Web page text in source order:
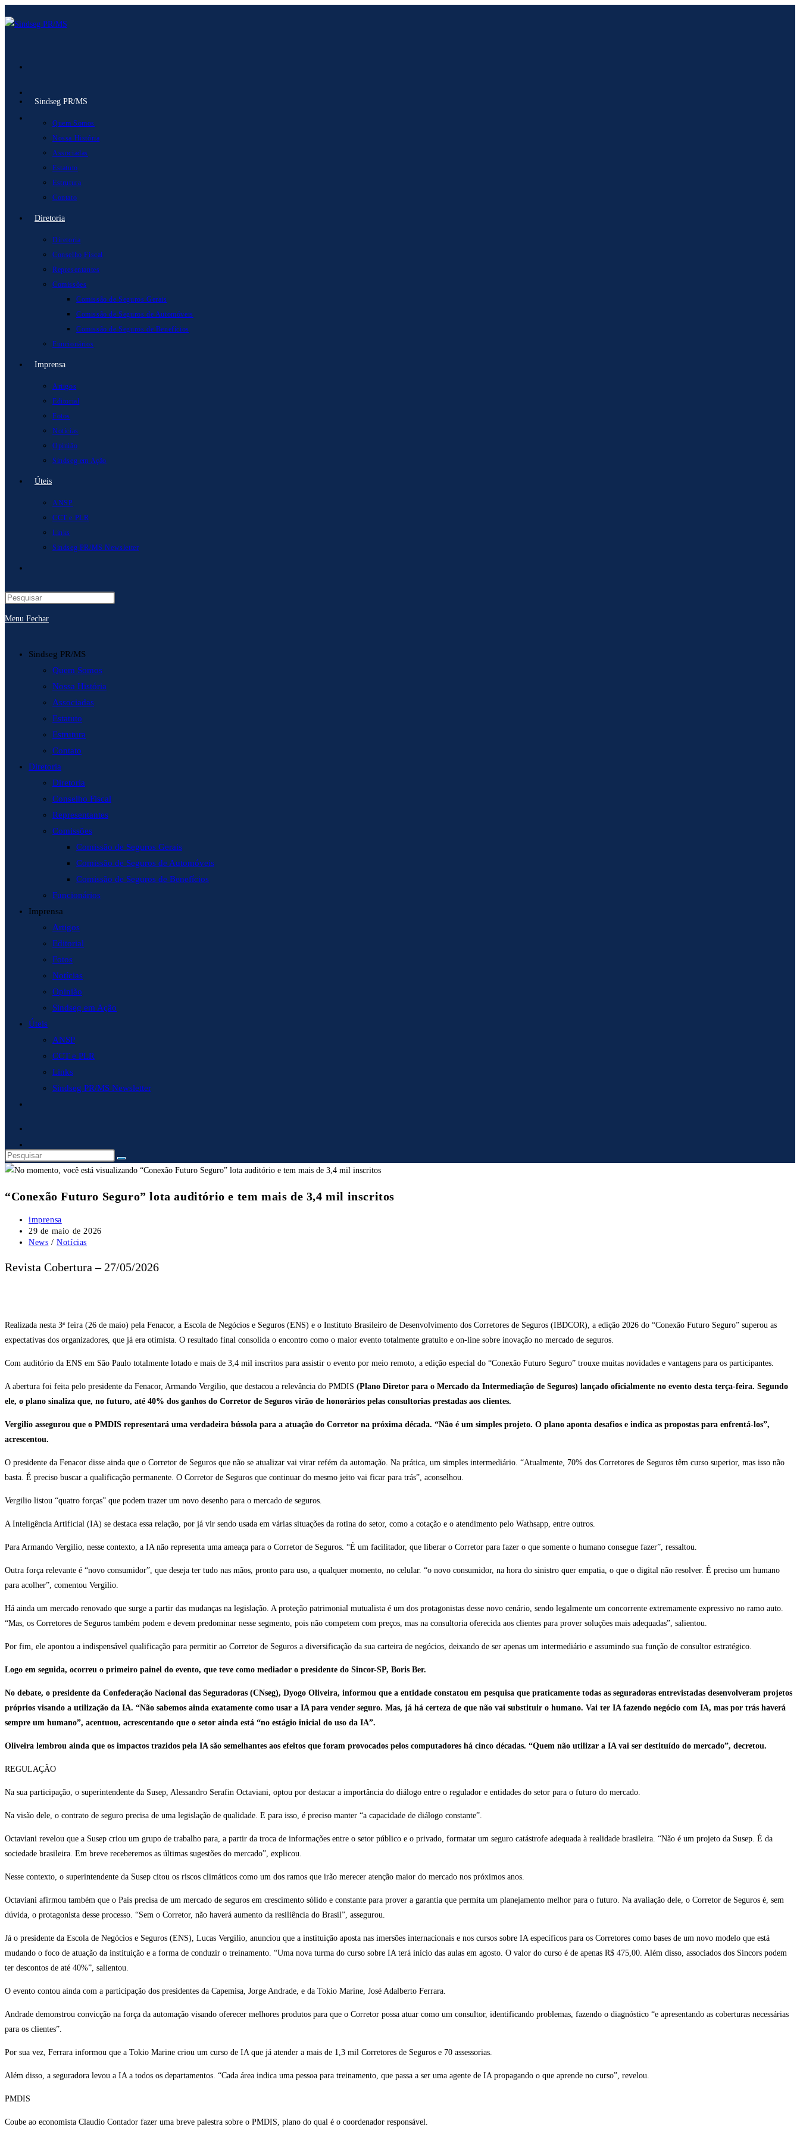
para
Sindseg PR/MS
Quem Somos
Nossa História
Associadas
Estatuto
Estrutura
Contato
Diretoria
Diretoria
Conselho Fiscal
Representantes
Comissões
Comissão de Seguros Gerais
Comissão de Seguros de Automóveis
Comissão de Seguros de Benefícios
Funcionários
Imprensa
Artigos
Editorial
Fotos
Notícias
Opinião
Sindseg em Ação
Úteis
ANSP
CCT e PLR
Links
Sindseg PR/MS Newsletter
pesquisa
do
site
Menu Fechar
Sindseg PR/MS
Quem Somos
Nossa História
Associadas
Estatuto
Estrutura
Contato
Diretoria
Diretoria
Conselho Fiscal
Representantes
Comissões
Comissão de Seguros Gerais
Comissão de Seguros de Automóveis
Comissão de Seguros de Benefícios
Funcionários
Imprensa
Artigos
Editorial
Fotos
Notícias
Opinião
Sindseg em Ação
Úteis
ANSP
CCT e PLR
Links
Sindseg PR/MS Newsletter
site
“Conexão Futuro Seguro” lota auditório e tem mais de 3,4 mil inscritos
Autor
do
post:
imprensa
Post
publicado:
29 de maio de 2026
Categoria
post:
News / Notícias
Revista Cobertura – 27/05/2026
Realizada nesta 3ª feira (26 de maio) pela Fenacor, a Escola de Negócios e Seguros (ENS) e o Instituto Brasileiro de Desenvolvimento dos Corretores de Seguros (IBDCOR), a edição 2026 do “Conexão Futuro Seguro” superou as
expectativas dos organizadores, que já era otimista. O resultado final consolida o encontro como o maior evento totalmente gratuito e on-line sobre inovação no mercado de seguros.
Com auditório da ENS em São Paulo totalmente lotado e mais de 3,4 mil inscritos para assistir o evento por meio remoto, a edição especial do “Conexão Futuro Seguro” trouxe muitas novidades e vantagens para os participantes.
A abertura foi feita pelo presidente da Fenacor, Armando Vergilio, que destacou a relevância do PMDIS (Plano Diretor para o Mercado da Intermediação de Seguros) lançado oficialmente no evento desta terça-feira. Segundo
ele, o plano sinaliza que, no futuro, até 40% dos ganhos do Corretor de Seguros virão de honorários pelas consultorias prestadas aos clientes.
Vergilio assegurou que o PMDIS representará uma verdadeira bússola para a atuação do Corretor na próxima década. “Não é um simples projeto. O plano aponta desafios e indica as propostas para enfrentá-los”,
acrescentou.
O presidente da Fenacor disse ainda que o Corretor de Seguros que não se atualizar vai virar refém da automação. Na prática, um simples intermediário. “Atualmente, 70% dos Corretores de Seguros têm curso superior, mas isso não
basta. É preciso buscar a qualificação permanente. O Corretor de Seguros que continuar do mesmo jeito vai ficar para trás”, aconselhou.
Vergilio listou “quatro forças” que podem trazer um novo desenho para o mercado de seguros.
A Inteligência Artificial (IA) se destaca essa relação, por já vir sendo usada em várias situações da rotina do setor, como a cotação e o atendimento pelo Wathsapp, entre outros.
Para Armando Vergilio, nesse contexto, a IA não representa uma ameaça para o Corretor de Seguros. “É um facilitador, que liberar o Corretor para fazer o que somente o humano consegue fazer”, ressaltou.
Outra força relevante é “novo consumidor”, que deseja ter tudo nas mãos, pronto para uso, a qualquer momento, no celular. “o novo consumidor, na hora do sinistro quer empatia, o que o digital não resolver. É preciso um humano
para acolher”, comentou Vergilio.
Há ainda um mercado renovado que surge a partir das mudanças na legislação. A proteção patrimonial mutualista é um dos protagonistas desse novo cenário, sendo legalmente um concorrente extremamente expressivo no ramo auto.
“Mas, os Corretores de Seguros também podem e devem predominar nesse segmento, pois não competem com preços, mas na consultoria oferecida aos clientes para prover soluções mais adequadas”, salientou.
Por fim, ele apontou a indispensável qualificação para permitir ao Corretor de Seguros a diversificação da sua carteira de negócios, deixando de ser apenas um intermediário e assumindo sua função de consultor estratégico.
Logo em seguida, ocorreu o primeiro painel do evento, que teve como mediador o presidente do Sincor-SP, Boris Ber.
No debate, o presidente da Confederação Nacional das Seguradoras (CNseg), Dyogo Oliveira, informou que a entidade constatou em pesquisa que praticamente todas as seguradoras entrevistadas desenvolveram projetos
próprios visando a utilização da IA. “Não sabemos ainda exatamente como usar a IA para vender seguro. Mas, já há certeza de que não vai substituir o humano. Vai ter IA fazendo negócio com IA, mas por trás haverá
sempre um humano”, acentuou, acrescentando que o setor ainda está “no estágio inicial do uso da IA”.
Oliveira lembrou ainda que os impactos trazidos pela IA são semelhantes aos efeitos que foram provocados pelos computadores há cinco décadas. “Quem não utilizar a IA vai ser destituído do mercado”, decretou.
REGULAÇÃO
Na sua participação, o superintendente da Susep, Alessandro Serafin Octaviani, optou por destacar a importância do diálogo entre o regulador e entidades do setor para o futuro do mercado.
Na visão dele, o contrato de seguro precisa de uma legislação de qualidade. E para isso, é preciso manter “a capacidade de diálogo constante”.
Octaviani revelou que a Susep criou um grupo de trabalho para, a partir da troca de informações entre o setor público e o privado, formatar um seguro catástrofe adequada à realidade brasileira. “Não é um projeto da Susep. É da
sociedade brasileira. Em breve receberemos as últimas sugestões do mercado”, explicou.
Nesse contexto, o superintendente da Susep citou os riscos climáticos como um dos ramos que irão merecer atenção maior do mercado nos próximos anos.
Octaviani afirmou também que o País precisa de um mercado de seguros em crescimento sólido e constante para prover a garantia que permita um planejamento melhor para o futuro. Na avaliação dele, o Corretor de Seguros é, sem
dúvida, o protagonista desse processo. “Sem o Corretor, não haverá aumento da resiliência do Brasil”, assegurou.
Já o presidente da Escola de Negócios e Seguros (ENS), Lucas Vergilio, anunciou que a instituição aposta nas imersões internacionais e nos cursos sobre IA específicos para os Corretores como bases de um novo modelo que está
mudando o foco de atuação da instituição e a forma de conduzir o treinamento. “Uma nova turma do curso sobre IA terá início das aulas em agosto. O valor do curso é de apenas R$ 475,00. Além disso, associados dos Sincors podem
ter descontos de até 40%”, salientou.
O evento contou ainda com a participação dos presidentes da Capemisa, Jorge Andrade, e da Tokio Marine, José Adalberto Ferrara.
Andrade demonstrou convicção na força da automação visando oferecer melhores produtos para que o Corretor possa atuar como um consultor, identificando problemas, fazendo o diagnóstico “e apresentando as coberturas necessárias
para os clientes”.
Por sua vez, Ferrara informou que a Tokio Marine criou um curso de IA que já atender a mais de 1,3 mil Corretores de Seguros e 70 assessorias.
Além disso, a seguradora levou a IA a todos os departamentos. “Cada área indica uma pessoa para treinamento, que passa a ser uma agente de IA propagando o que aprende no curso”, revelou.
PMDIS
Coube ao economista Claudio Contador fazer uma breve palestra sobre o PMDIS, plano do qual é o coordenador responsável.